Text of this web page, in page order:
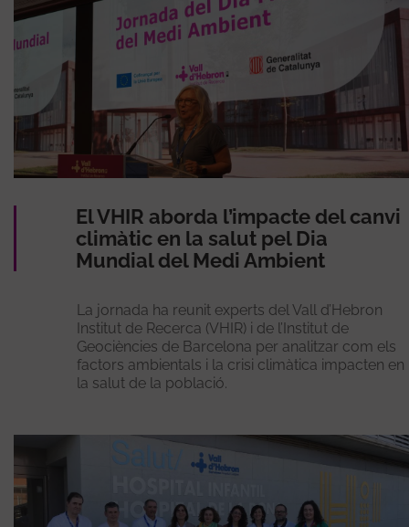
El VHIR aborda l’impacte del canvi
climàtic en la salut pel Dia
Mundial del Medi Ambient
La jornada ha reunit experts del Vall d’Hebron
Institut de Recerca (VHIR) i de l’Institut de
Geociències de Barcelona per analitzar com els
factors ambientals i la crisi climàtica impacten en
la salut de la població.